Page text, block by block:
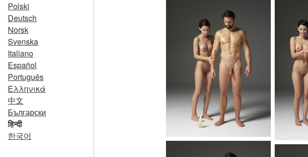
Polski
Deutsch
Norsk
Svenska
Italiano
Español
Português
Ελληνικά
中文
Български
हिन्दी
한국어